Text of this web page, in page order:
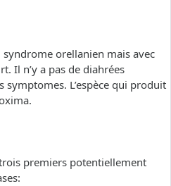
syndrome orellanien mais avec
Il n’y a pas de diahrées
L’espèce qui produit
premiers potentiellement